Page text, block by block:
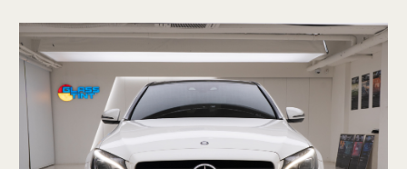
Rode
Santana
Optic W
BLOG
SUPPORT
ABOUT GLASSTINT